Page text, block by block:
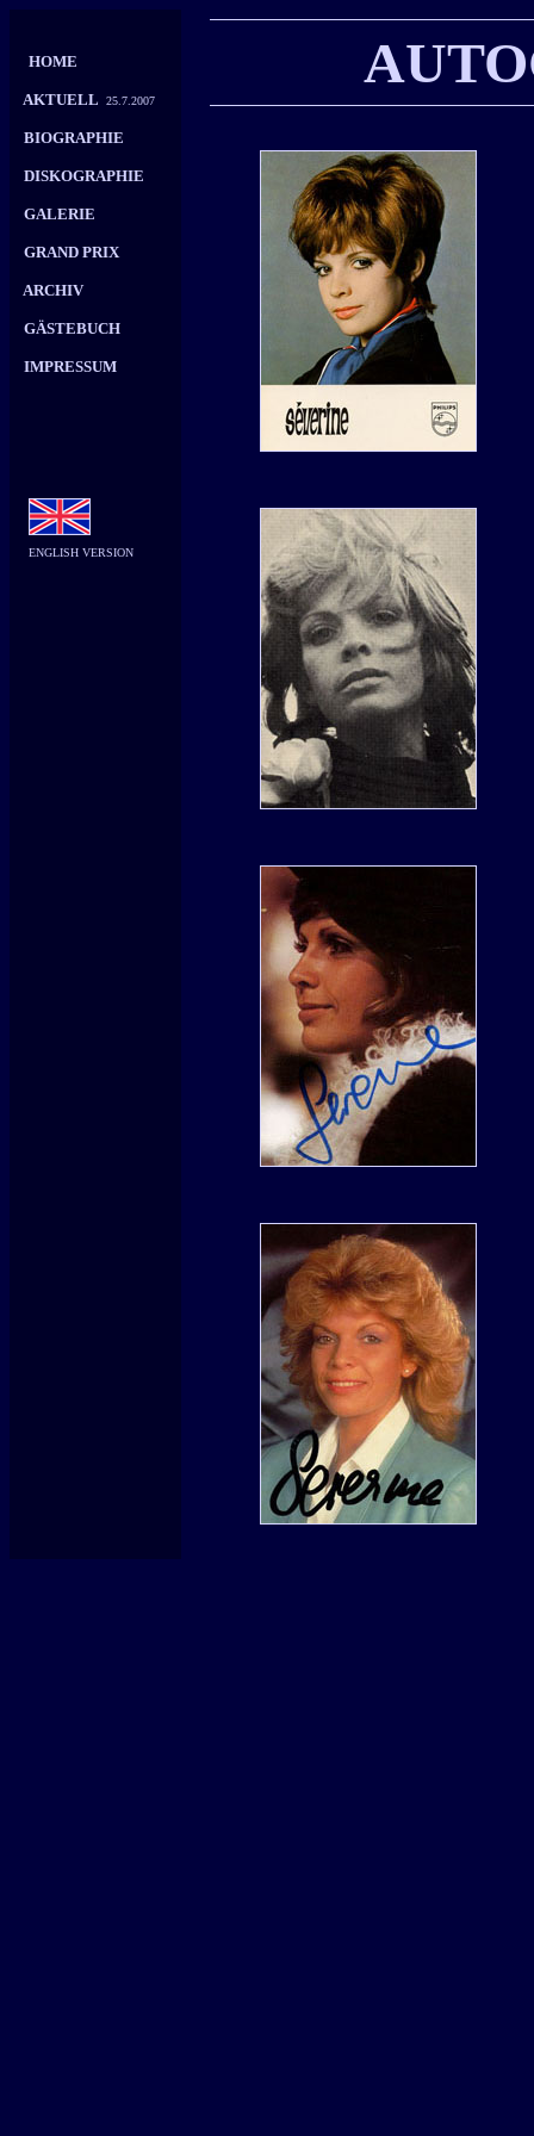
HOME
AKTUELL 25.7.2007
BIOGRAPHIE
DISKOGRAPHIE
GALERIE
GRAND PRIX
ARCHIV
GÄSTEBUCH
IMPRESSUM
ENGLISH VERSION